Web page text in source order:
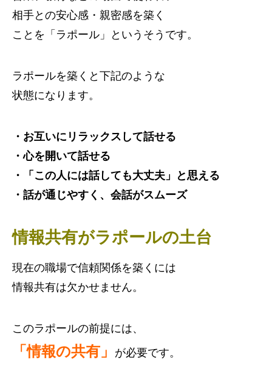
相手との安心感・親密感を築く
ことを「ラポール」というそうです。
ラポールを築くと下記のような
状態になります。
・お互いにリラックスして話せる
・心を開いて話せる
・「この人には話しても大丈夫」と思える
・話が通じやすく、会話がスムーズ
情報共有がラポールの土台
現在の職場で信頼関係を築くには
情報共有は欠かせません。
このラポールの前提には、
「情報の共有」 が必要です。